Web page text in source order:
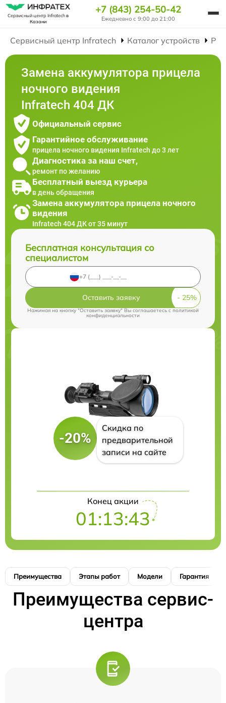
Сервисный центр Infratechв
Казани
+7 (843) 254-50-42
Ежедневно с 9:00 до 21:00
Сервисный центр Infratech Каталог устройств
Замена аккумулятора прицела
ночного видения
Infratech 404 ДК
Официальный сервис
Гарантийное обслуживание
прицела ночного видения Infratech до 3 лет
Диагностика за наш счет,
ремонт по желанию
Бесплатный выезд курьера
в день обращения
Замена аккумулятора прицела ночного
видения
Infratech 404 ДК от 35 минут
Бесплатная консультация со
специалистом
Оставить заявку
Нажимая на кнопку "Оставить заявку" Вы соглашаетесь cполитикой
конфиденциальности
-20%
Скидка по
предварительной
записи на сайте
Конец акции
01:13:42
Преимущества Этапы работ Модели Гарантия
Преимущества сервис-
центра